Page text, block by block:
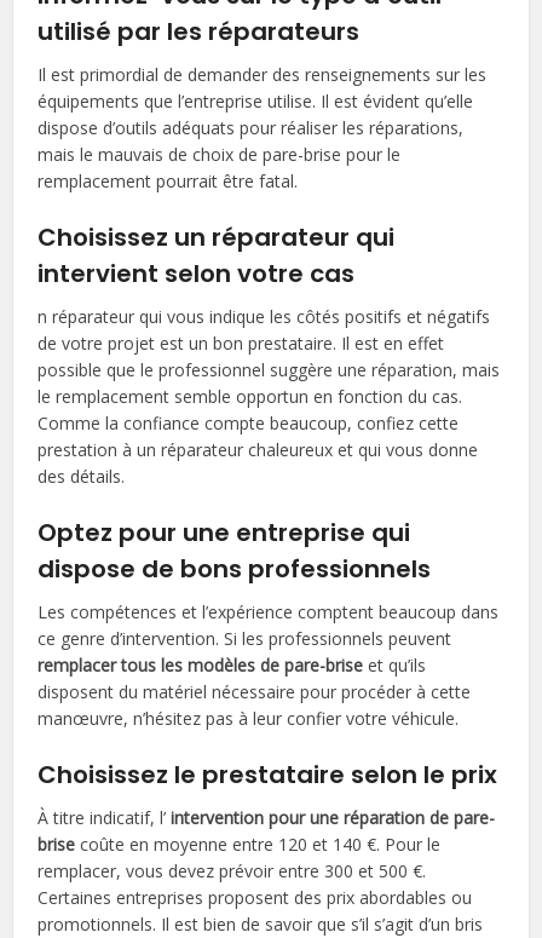
utilisé par les réparateurs
Il est primordial de demander des renseignements sur les
équipements que l’entreprise utilise. Il est évident qu’elle
dispose d’outils adéquats pour réaliser les réparations,
mais le mauvais de choix de pare-brise pour le
remplacement pourrait être fatal.
Choisissez un réparateur qui
intervient selon votre cas
n réparateur qui vous indique les côtés positifs et négatifs
de votre projet est un bon prestataire. Il est en effet
possible que le professionnel suggère une réparation, mais
le remplacement semble opportun en fonction du cas.
Comme la confiance compte beaucoup, confiez cette
prestation à un réparateur chaleureux et qui vous donne
des détails.
Optez pour une entreprise qui
dispose de bons professionnels
Les compétences et l’expérience comptent beaucoup dans
ce genre d’intervention. Si les professionnels peuvent
remplacer tous les modèles de pare-brise et qu’ils
disposent du matériel nécessaire pour procéder à cette
manœuvre, n’hésitez pas à leur confier votre véhicule.
Choisissez le prestataire selon le prix
À titre indicatif, l’ intervention pour une réparation de pare-
brise coûte en moyenne entre 120 et 140 €. Pour le
remplacer, vous devez prévoir entre 300 et 500 €.
Certaines entreprises proposent des prix abordables ou
promotionnels. Il est bien de savoir que s’il s’agit d’un bris